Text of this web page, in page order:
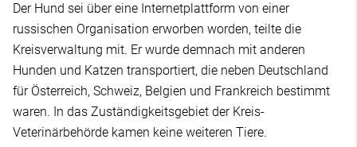
Der Hund sei über eine Internetplattform von einer
russischen Organisation erworben worden, teilte die
Kreisverwaltung mit. Er wurde demnach mit anderen
Hunden und Katzen transportiert, die neben Deutschland
für Österreich, Schweiz, Belgien und Frankreich bestimmt
waren. In das Zuständigkeitsgebiet der Kreis-
Veterinärbehörde kamen keine weiteren Tiere.